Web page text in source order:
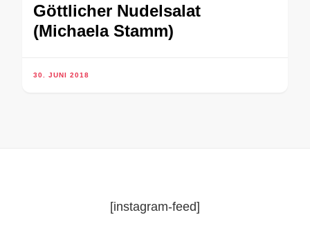
Göttlicher Nudelsalat
(Michaela Stamm)
30. JUNI 2018
[instagram-feed]